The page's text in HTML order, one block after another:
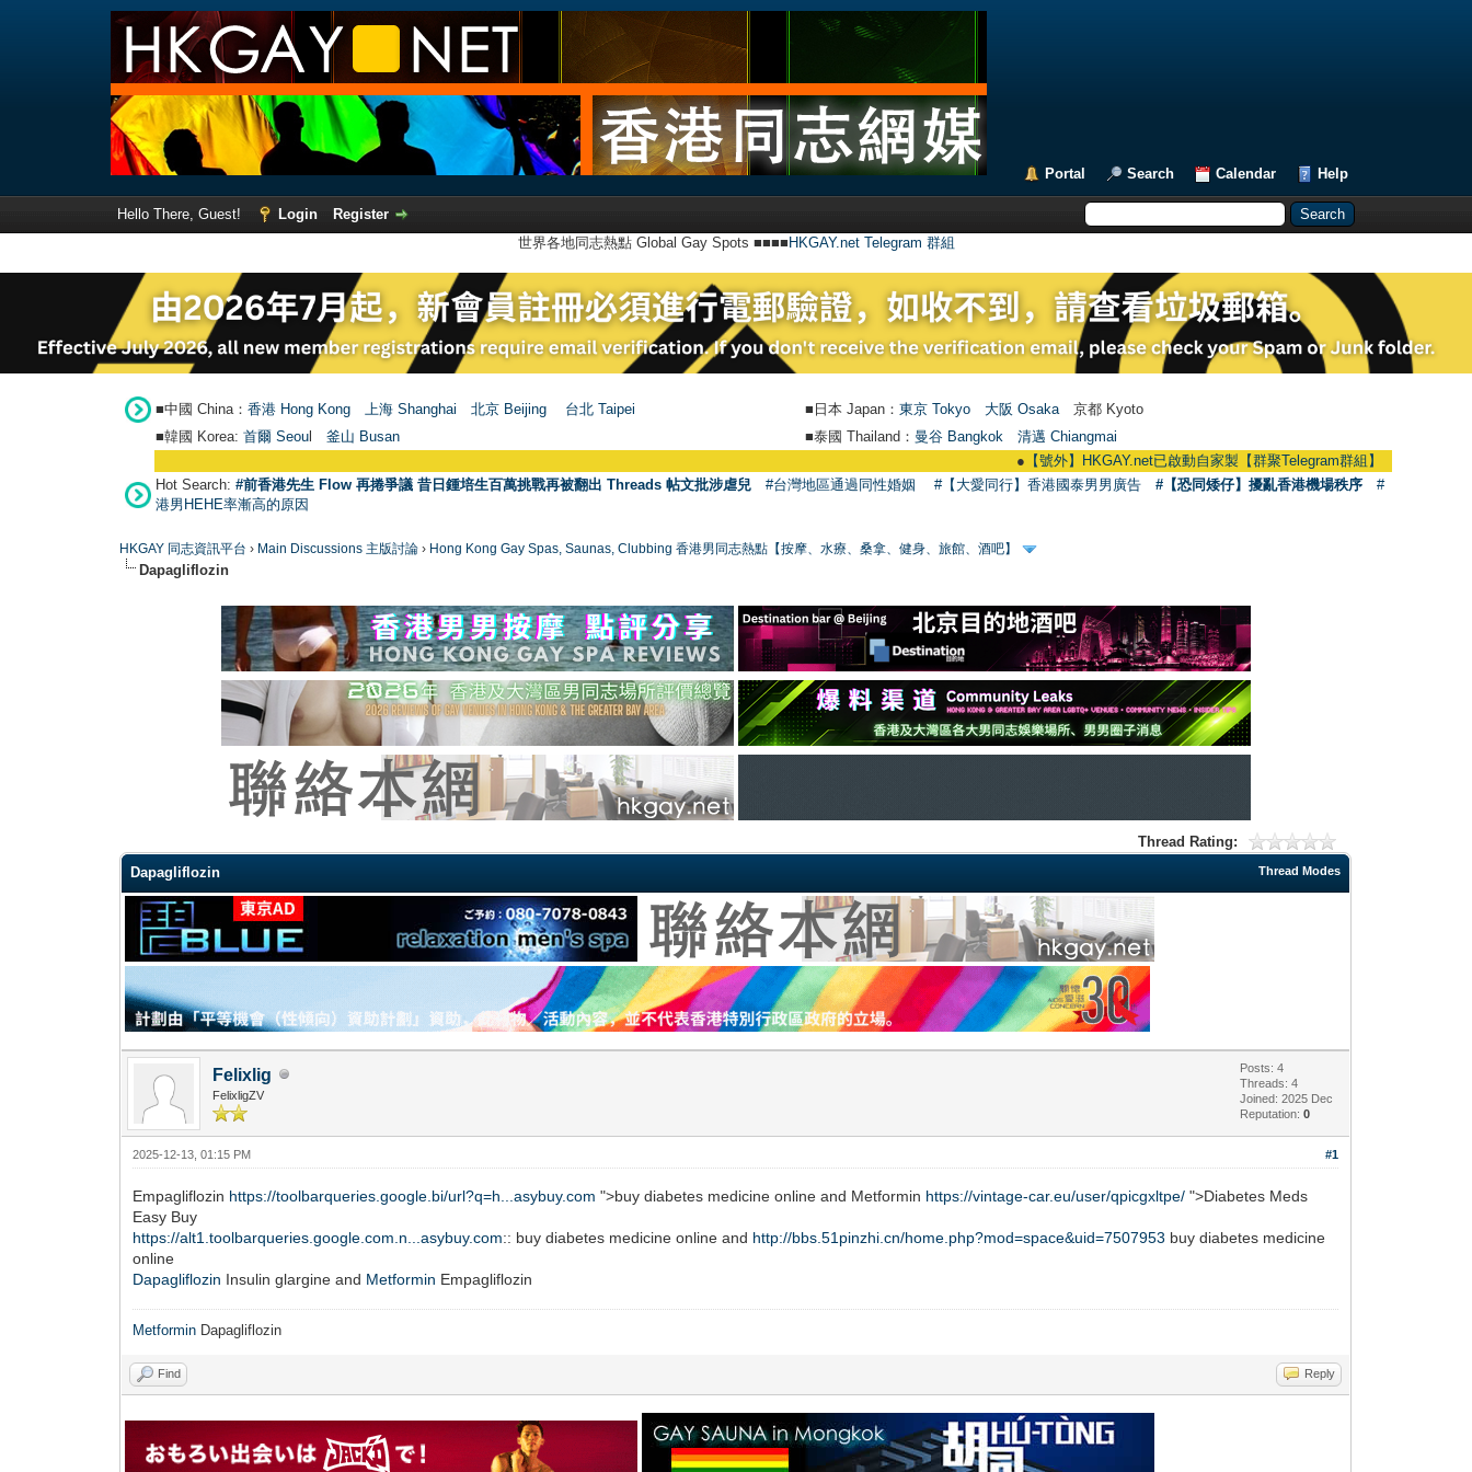
Portal Search Calendar Help
Hello There, Guest! Login
Register
世界各地同志熱點 Global Gay Spots ■■■■ HKGAY.net Telegram 群組
■中國 China： 香港 Hong Kong 上海 Shanghai 北京 Beijing 台北 Taipei ■日本 Japan： 東京 Tokyo 大阪 Osaka 京都 Kyoto
■韓國 Korea: 首爾 Seou 釜山 Busan ■泰國 Thailand： 曼谷 Bangkok
清邁 Chiangmai
【號外】HKGAY.net已啟動自家製【群聚Telegram群組】 HKGAY.net
Hot Search: #前香港先生 Flow 再捲爭議 昔日鍾培生百萬挑戰再被翻出 Threads 帖文批涉虐兒 #台灣地區通過同性婚姻 #【大愛同行】香港國泰男男廣告 #【恐同矮仔】擾亂香港機場秩序
#
港男HEHE率漸高的原因
HKGAY 同志資訊平台 › Main Discussions 主版討論 › Hong Kong Gay Spas, Saunas, Clubbing 香港男同志熱點【按摩、水療、桑拿、健身、旅館、酒吧】
Dapagliflozin
Thread Rating:
Thread Modes
Dapagliflozin
Felixlig
FelixligZV
Posts: 4
Threads: 4
Joined: 2025 Dec
Reputation:0
#1
2025-12-13, 01:15 PM
Empagliflozin https://toolbarqueries.google.bi/url?q=h...asybuy.com ">buy diabetes medicine online and Metformin https://vintage-car.eu/user/qpicgxltpe/ ">Diabetes Meds
Easy Buy
https://alt1.toolbarqueries.google.com.n...asybuy.com:: buy diabetes medicine online and http://bbs.51pinzhi.cn/home.php?mod=space&uid=7507953 buy diabetes medicine
online
Dapagliflozin Insulin glargine and Metformin Empagliflozin
Metformin Dapagliflozin
Find Reply